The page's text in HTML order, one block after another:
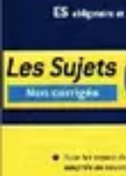
Services Mémoriaux
PersonnalisationRituels et discours
Services Mémoriaux